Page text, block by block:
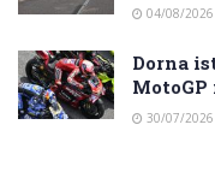
04/08/2026
Dorna
MotoGP
30/07/2026